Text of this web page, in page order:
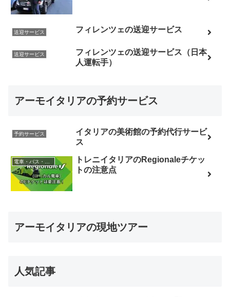
送迎サービス フィレンツェの送迎サービス
送迎サービス
フィレンツェの送迎サービス（日本
人運転手）
アーモイタリアの予約サービス
予約サービス
イタリアの美術館の予約代行サービ
ス
トレニイタリアのRegionaleチケッ
トの注意点
アーモイタリアの現地ツアー
人気記事